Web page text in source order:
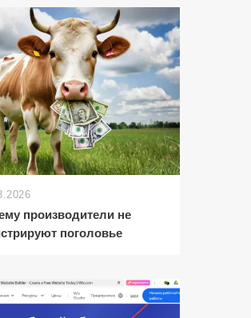
производители не
поголовье